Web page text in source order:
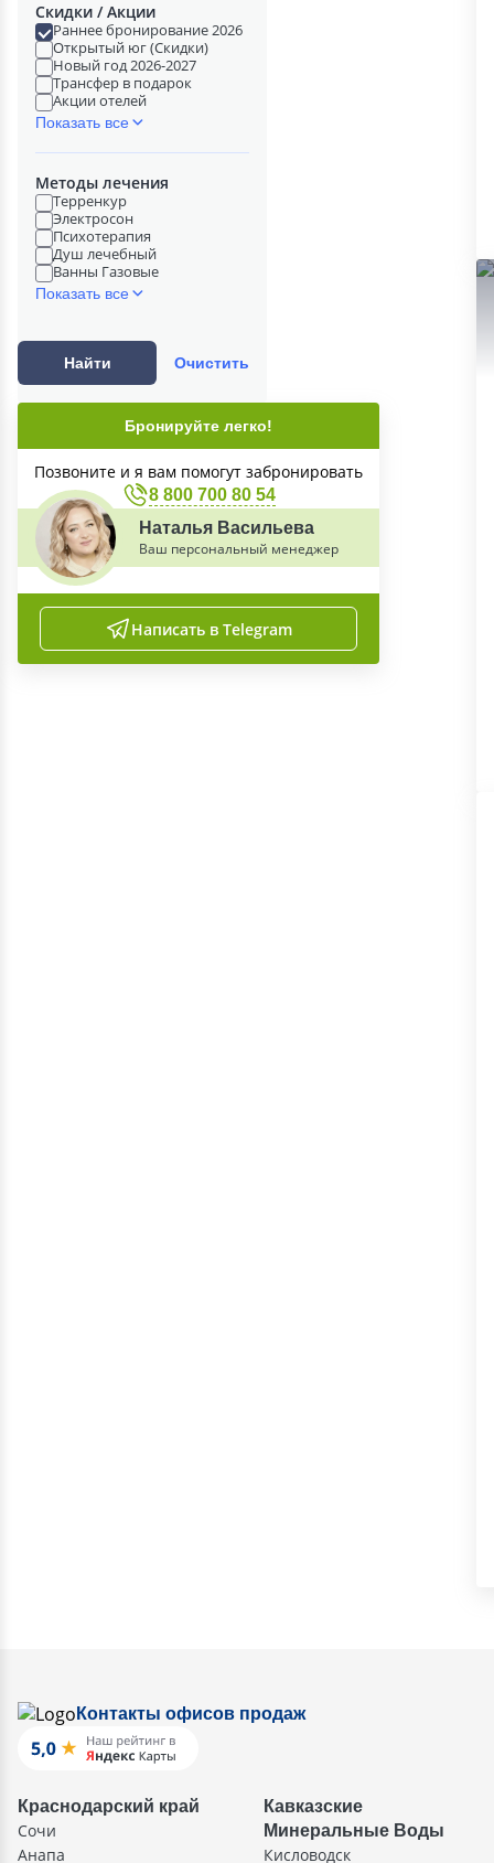
Скидки / Акции
Раннее бронирование 2026
Открытый юг (Скидки)
Новый год 2026-2027
Трансфер в подарок
Акции отелей
Показать все
Методы лечения
Терренкур
Электросон
Психотерапия
Душ лечебный
Ванны Газовые
Показать все
Найти Очистить
Бронируйте легко!
Позвоните и я вам помогут забронировать
8 800 700 80 54
Наталья Васильева
Ваш персональный менеджер
Написать в Telegram
Контакты офисов продаж
Краснодарский край
Сочи
Анапа
Кавказские
Минеральные Воды
Кисловодск